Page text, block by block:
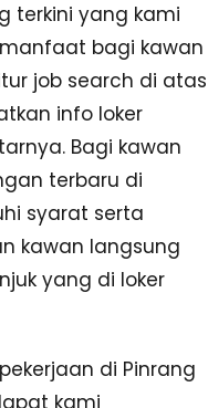
terkini yang kami
bagi kawan
job search di atas
info loker
Bagi kawan
terbaru di
syarat serta
kawan langsung
yang di loker
di Pinrang
kami